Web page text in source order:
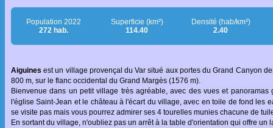
Population 2022
272 hab.
Superficie (km²)
114.40
Densité (hab/km²)
2.40
Aiguines est un village provençal du Var situé aux portes du Grand Canyon
800 m, sur le flanc occidental du Grand Margès (1576 m).
Bienvenue dans un petit village très agréable, avec des vues et
l'église Saint-Jean et le château à l'écart du village, avec en toile de fond les
se visite pas mais vous pourrez admirer ses 4 tourelles munies chacune de
En sortant du village, n'oubliez pas un arrêt à la table d'orientation qui offre